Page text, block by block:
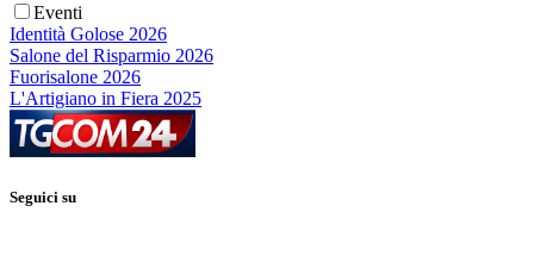
Eventi
Identità Golose 2026
Salone del Risparmio 2026
Fuorisalone 2026
L'Artigiano in Fiera 2025
Seguici su